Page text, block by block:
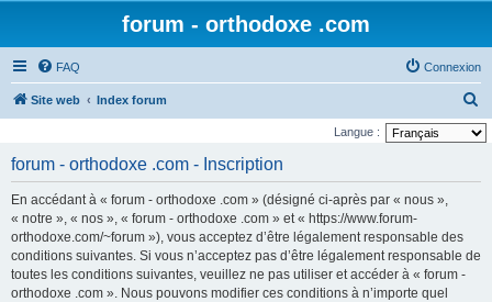
forum - orthodoxe .com
FAQ Connexion
Site web Index forum
e
Langue :
forum - orthodoxe .com - Inscription
En accédant à « forum - orthodoxe .com » (désigné ci-après par « nous »,
« notre », « nos », « forum - orthodoxe .com » et « https://www.forum-
orthodoxe.com/~forum »), vous acceptez d’être légalement responsable des
conditions suivantes. Si vous n’acceptez pas d’être légalement responsable de
toutes les conditions suivantes, veuillez ne pas utiliser et accéder à « forum -
orthodoxe .com ». Nous pouvons modifier ces conditions à n’importe quel